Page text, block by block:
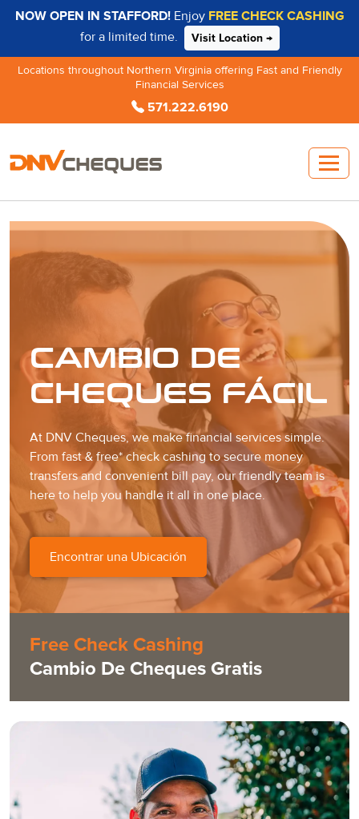
NOW OPEN IN STAFFORD!Enjoy FREE CHECK CASHING
for a limited time.
Visit Location →
Locations throughout Northern Virginia offering Fast and Friendly
Financial Services
571.222.6190
CAMBIO DE
CHEQUES FÁCIL
At DNV Cheques, we make financial services simple.
From fast & free* check cashing to secure money
transfers and convenient bill pay, our friendly team is
here to help you handle it all in one place.
Encontrar una Ubicación
Free Check Cashing
Cambio De Cheques Gratis